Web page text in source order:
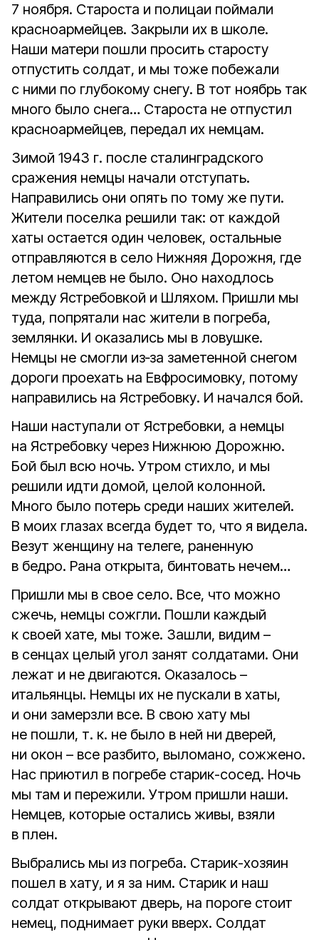
7 ноября. Староста и полицаи поймали
красноармейцев. Закрыли их в школе.
Наши матери пошли просить старосту
отпустить солдат, и мы тоже побежали
с ними по глубокому снегу. В тот ноябрь так
много было снега… Староста не отпустил
красноармейцев, передал их немцам.
Зимой 1943 г. после сталинградского
сражения немцы начали отступать.
Направились они опять по тому же пути.
Жители поселка решили так: от каждой
хаты остается один человек, остальные
отправляются в село Нижняя Дорожня, где
летом немцев не было. Оно находлось
между Ястребовкой и Шляхом. Пришли мы
туда, попрятали нас жители в погреба,
землянки. И оказались мы в ловушке.
Немцы не смогли из‑за заметенной снегом
дороги проехать на Евфросимовку, потому
направились на Ястребовку. И начался бой.
Наши наступали от Ястребовки, а немцы
на Ястребовку через Нижнюю Дорожню.
Бой был всю ночь. Утром стихло, и мы
решили идти домой, целой колонной.
Много было потерь среди наших жителей.
В моих глазах всегда будет то, что я видела.
Везут женщину на телеге, раненную
в бедро. Рана открыта, бинтовать нечем…
Пришли мы в свое село. Все, что можно
сжечь, немцы сожгли. Пошли каждый
к своей хате, мы тоже. Зашли, видим –
в сенцах целый угол занят солдатами. Они
лежат и не двигаются. Оказалось –
итальянцы. Немцы их не пускали в хаты,
и они замерзли все. В свою хату мы
не пошли, т. к. не было в ней ни дверей,
ни окон – все разбито, выломано, сожжено.
Нас приютил в погребе старик-сосед. Ночь
мы там и пережили. Утром пришли наши.
Немцев, которые остались живы, взяли
в плен.
Выбрались мы из погреба. Старик-хозяин
пошел в хату, и я за ним. Старик и наш
солдат открывают дверь, на пороге стоит
немец, поднимает руки вверх. Солдат